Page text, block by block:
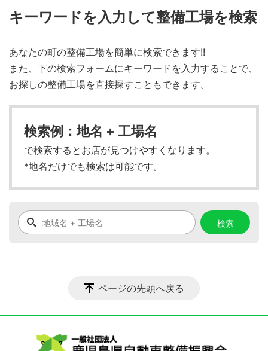
キーワードを入力して整備工場を検索
あなたの町の整備工場を簡単に検索できます!!
また、下の検索フォームにキーワードを入力することで、
お探しの整備工場を直接探すこともできます。
検索例：地名 + 工場名
で検索するとお店が見つけやすくなります。
*地名だけでも検索は可能です。
ページの先頭へ戻る